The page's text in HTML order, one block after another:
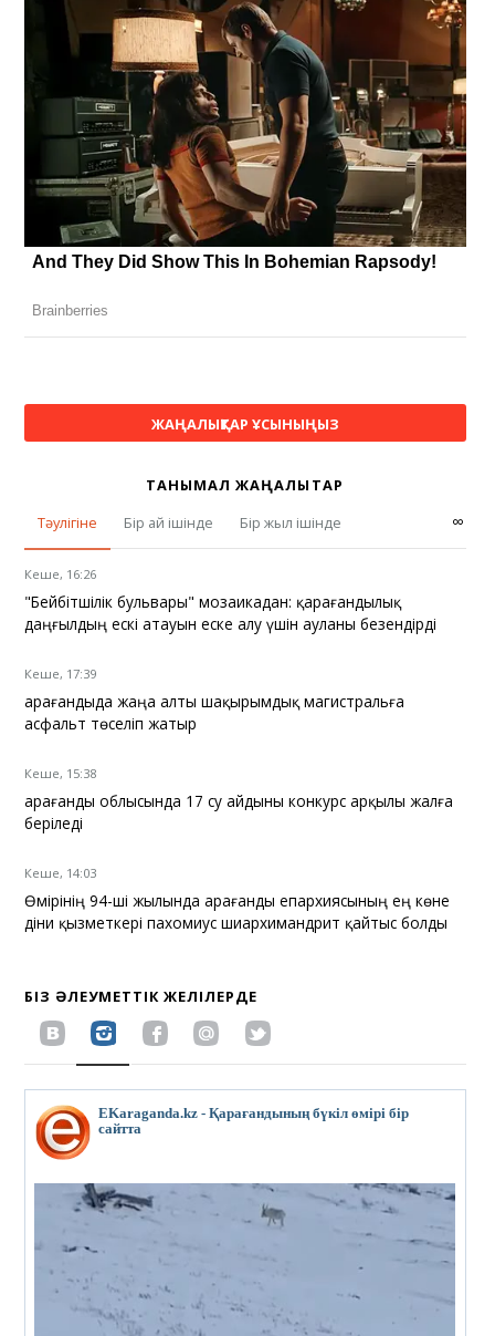
ЖАҢАЛЫҚТАР ҰСЫНЫҢЫЗ
ТАНЫМАЛ ЖАҢАЛЫҚТАР
Тәулігіне
Бір ай ішінде Бір жыл ішінде ∞
Кеше, 16:26
"Бейбітшілік бульвары" мозаикадан: қарағандылық
даңғылдың ескі атауын еске алу үшін ауланы безендірді
Кеше, 17:39
Қарағандыда жаңа алты шақырымдық магистральға
асфальт төселіп жатыр
Кеше, 15:38
Қарағанды облысында 17 су айдыны конкурс арқылы жалға
беріледі
Кеше, 14:03
Өмірінің 94-ші жылында Қарағанды епархиясының ең көне
діни қызметкері пахомиус шиархимандрит қайтыс болды
БІЗ ӘЛЕУМЕТТІК ЖЕЛІЛЕРДЕ
EKaraganda.kz - Қарағандының бүкіл өмірі бір
сайтта